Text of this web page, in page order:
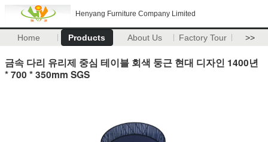
Henyang Furniture Company Limited
Home Products About Us Factory Tour >>
금속 다리 유리제 중심 테이블 회색 둥근 현대 디자인 1400년
* 700 * 350mm SGS